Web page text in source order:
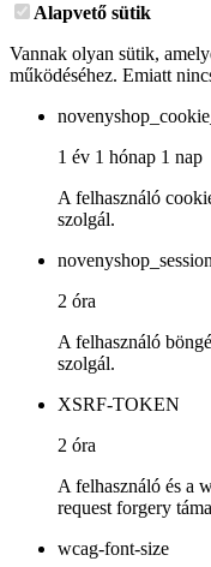
Alapvető sütik
Vannak olyan sütik,
működéséhez. Emiatt
1 év 1 hónap 1 nap
A felhasználó
szolgál.
novenyshop_session
2 óra
A felhasználó
szolgál.
XSRF-TOKEN
2 óra
A felhasználó és a
request forgery
wcag-font-size